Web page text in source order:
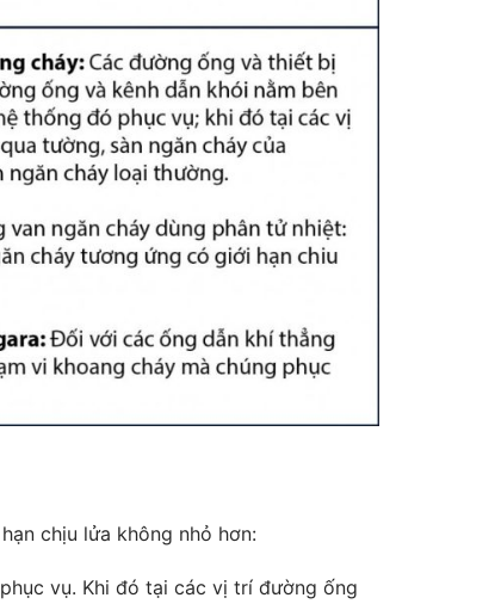
chịu lửa không nhỏ hơn:
vụ. Khi đó tại các vị trí đường ống